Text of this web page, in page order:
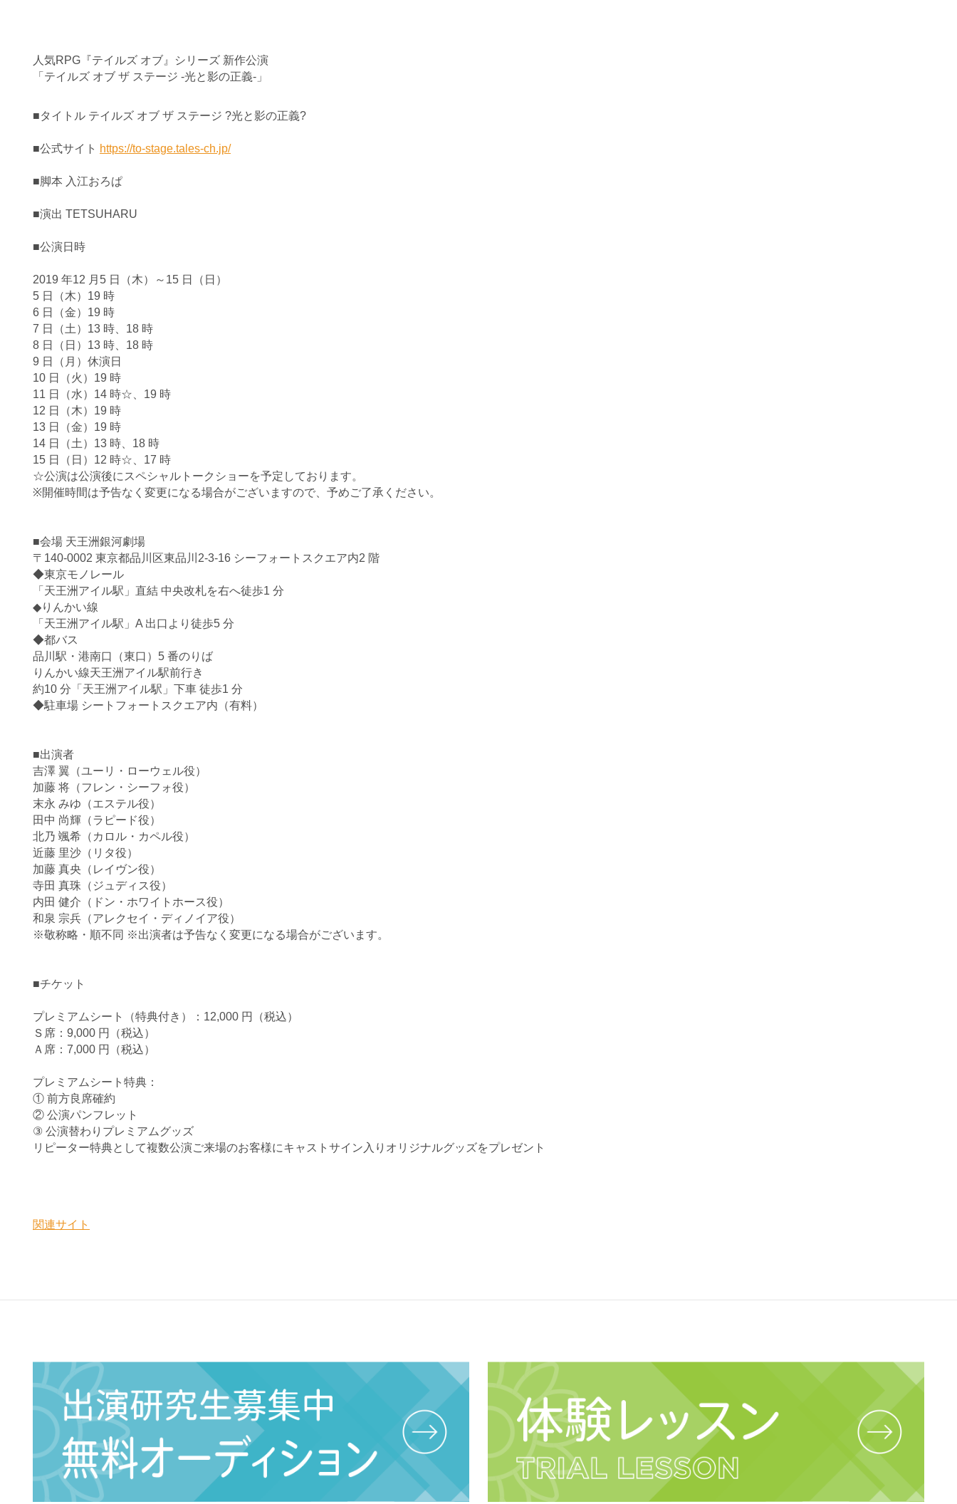
人気RPG『テイルズ オブ』シリーズ 新作公演
「テイルズ オブ ザ ステージ -光と影の正義-」
■タイトル テイルズ オブ ザ ステージ ?光と影の正義?
■公式サイト https://to-stage.tales-ch.jp/
■脚本 入江おろぱ
■演出 TETSUHARU
■公演日時
2019 年12 月5 日（木）～15 日（日）
5 日（木）19 時
6 日（金）19 時
7 日（土）13 時、18 時
8 日（日）13 時、18 時
9 日（月）休演日
10 日（火）19 時
11 日（水）14 時☆、19 時
12 日（木）19 時
13 日（金）19 時
14 日（土）13 時、18 時
15 日（日）12 時☆、17 時
☆公演は公演後にスペシャルトークショーを予定しております。
※開催時間は予告なく変更になる場合がございますので、予めご了承ください。
■会場 天王洲銀河劇場
〒140-0002 東京都品川区東品川2-3-16 シーフォートスクエア内2 階
◆東京モノレール
「天王洲アイル駅」直結 中央改札を右へ徒歩1 分
◆りんかい線
「天王洲アイル駅」A 出口より徒歩5 分
◆都バス
品川駅・港南口（東口）5 番のりば
りんかい線天王洲アイル駅前行き
約10 分「天王洲アイル駅」下車 徒歩1 分
◆駐車場 シートフォートスクエア内（有料）
■出演者
吉澤 翼（ユーリ・ローウェル役）
加藤 将（フレン・シーフォ役）
末永 みゆ（エステル役）
田中 尚輝（ラピード役）
北乃 颯希（カロル・カペル役）
近藤 里沙（リタ役）
加藤 真央（レイヴン役）
寺田 真珠（ジュディス役）
内田 健介（ドン・ホワイトホース役）
和泉 宗兵（アレクセイ・ディノイア役）
※敬称略・順不同 ※出演者は予告なく変更になる場合がございます。
■チケット
プレミアムシート（特典付き）：12,000 円（税込）
Ｓ席：9,000 円（税込）
Ａ席：7,000 円（税込）
プレミアムシート特典：
① 前方良席確約
② 公演パンフレット
③ 公演替わりプレミアムグッズ
リピーター特典として複数公演ご来場のお客様にキャストサイン入りオリジナルグッズをプレゼント
関連サイト